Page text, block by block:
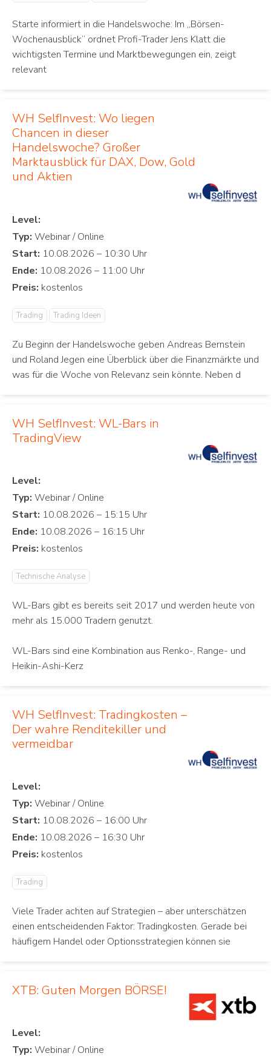
Starte informiert in die Handelswoche: Im „Börsen-
Wochenausblick“ ordnet Profi-Trader Jens Klatt die
wichtigsten Termine und Marktbewegungen ein, zeigt
relevant
WH SelfInvest: Wo liegen
Chancen in dieser
Handelswoche? Großer
Marktausblick für DAX, Dow, Gold
und Aktien
Level:
Typ:
Start:
Ende:
Preis:
Trading Trading Ideen
Zu Beginn der Handelswoche geben Andreas Bernstein
und Roland Jegen eine Überblick über die Finanzmärkte und
was für die Woche von Relevanz sein könnte. Neben d
WH SelfInvest: WL-Bars in
TradingView
Level:
Typ:
Start:
Ende:
Preis:
Technische Analyse
WL-Bars gibt es bereits seit 2017 und werden heute von
mehr als 15.000 Tradern genutzt.
WL-Bars sind eine Kombination aus Renko-, Range- und
Heikin-Ashi-Kerz
WH SelfInvest: Tradingkosten –
Der wahre Renditekiller und
vermeidbar
Level:
Typ:
Start:
Ende:
Preis:
Trading
Viele Trader achten auf Strategien – aber unterschätzen
einen entscheidenden Faktor: Tradingkosten. Gerade bei
häufigem Handel oder Optionsstrategien können sie
XTB: Guten Morgen BÖRSE!
Level:
Typ: